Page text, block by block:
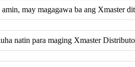
may magagawa ba ang Xmaster
natin para maging Xmaster